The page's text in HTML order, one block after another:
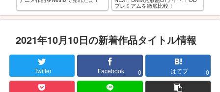
プレミアムを徹底比較！
2021年10月10日の新着作品タイトル情報
Twitter Facebook 0 はてブ 0